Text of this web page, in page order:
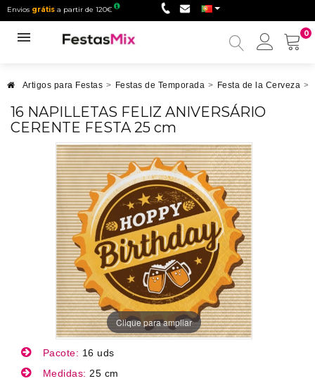
Envios grátis a partir de 120€
0
Minha
Artigos para Festas > Festas de Temporada > Festa de la Cerveza >
16 NAPILLETAS FELIZ ANIVERSÁRIO
CERENTE FESTA 25 cm
Clique para ampliar
Pacote: 16 uds
Medidas: 25 cm